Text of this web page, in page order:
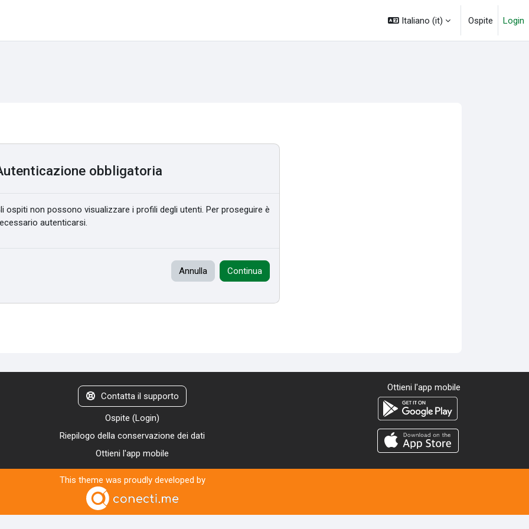
Italiano ‎(it)‎ Ospite Login
obbligatoria
ospiti non possono visualizzare i profili degli utenti. Per proseguire è
autenticarsi.
Annulla Continua
Contatta il supporto
Ospite (Login)
Riepilogo della conservazione dei dati
Ottieni l'app mobile
Ottieni l'app mobile
This theme was proudly developed by